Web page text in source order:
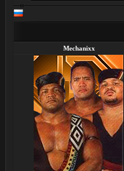
Mechanixx